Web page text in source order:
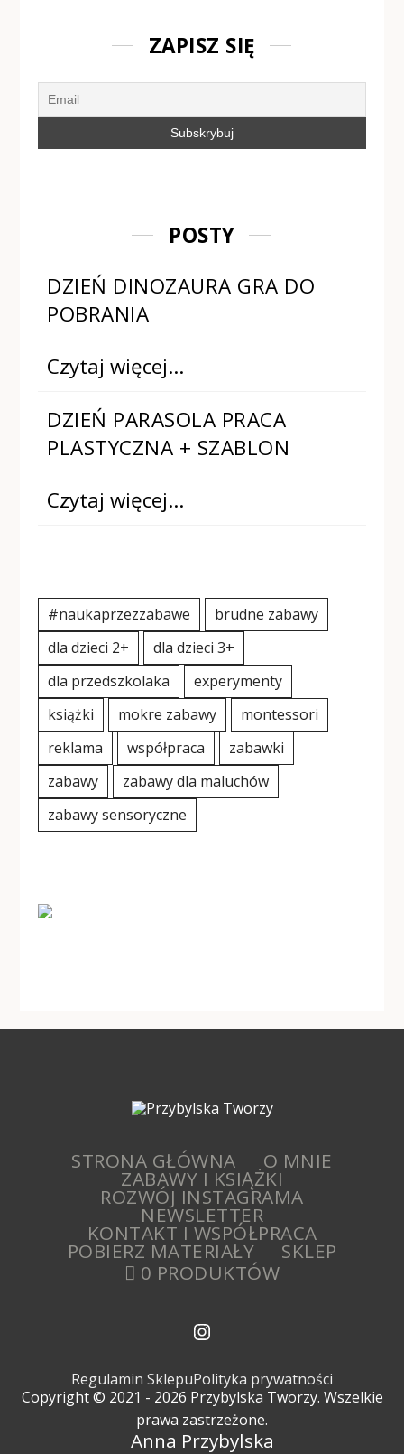
ZAPISZ SIĘ
POSTY
DZIEŃ DINOZAURA GRA DO
POBRANIA
Czytaj więcej…
DZIEŃ PARASOLA PRACA
PLASTYCZNA + SZABLON
Czytaj więcej…
#naukaprzezzabawe
brudne zabawy
dla dzieci 2+
dla dzieci 3+
dla przedszkolaka
experymenty
książki
mokre zabawy
montessori
reklama
współpraca
zabawki
zabawy
zabawy dla maluchów
zabawy sensoryczne
STRONA GŁÓWNA O MNIE
ZABAWY I KSIĄŻKI
ROZWÓJ INSTAGRAMA
NEWSLETTER
KONTAKT I WSPÓŁPRACA
POBIERZ MATERIAŁY
SKLEP
0 PRODUKTÓW
Regulamin SklepuPolityka prywatności
Copyright © 2021 - 2026 Przybylska Tworzy. Wszelkie
prawa zastrzeżone.
Anna Przybylska